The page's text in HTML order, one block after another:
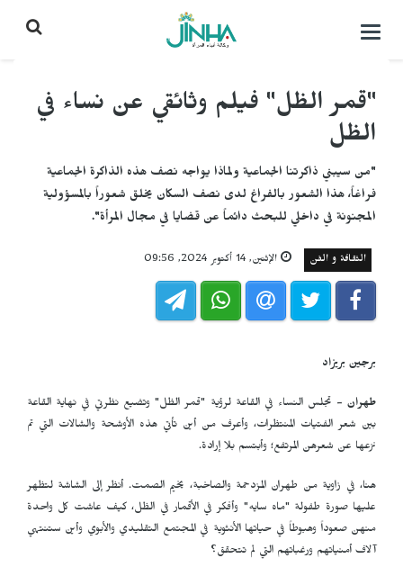
التحكم
"قمر الظل" فيلم وثائقي عن نساء في
الظل
"من سيبني ذاكرتنا الجماعية ولماذا يواجه نصف هذه الذاكرة الجماعية
فراغاً، هذا الشعور بالفراغ لدى نصف السكان يخلق شعوراً بالمسؤولية
المجنونة في داخلي للبحث دائماً عن قضايا في مجال المرأة".
الثقافة و الفن الإثنين, 14 أكتوبر 2024, 09:56
برجین بریزاد
طهران - تجلس النساء في القاعة لرؤية "قمر الظل" وتضيع نظرتي في نهاية القاعة
بين شعر الفتيات المنتظرات، وأعرف من أين تأتي هذه الأوشحة والشالات التي تم
نزعها عن شعرهن المرتفع؛ وأبتسم بلا إرادة.
هنا، في زاوية من طهران المزدحمة والصاخبة، يخيم الصمت. أنظر إلى الشاشة لتظهر
عليها صورة طفولة "ماه سایه" وأفكر في الأقمار في الظل، كيف عاشت كل واحدة
منهن صعوداً وهبوطاً في حياتها الأنثوية في المجتمع التقليدي والأبوي وأين ستنتهي
آلاف أمنياتهم ورغباتهم التي لم تتحقق؟